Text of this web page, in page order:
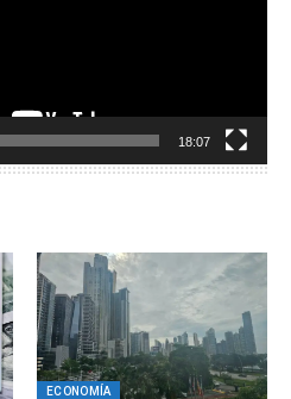
18:07
ECONOMÍA